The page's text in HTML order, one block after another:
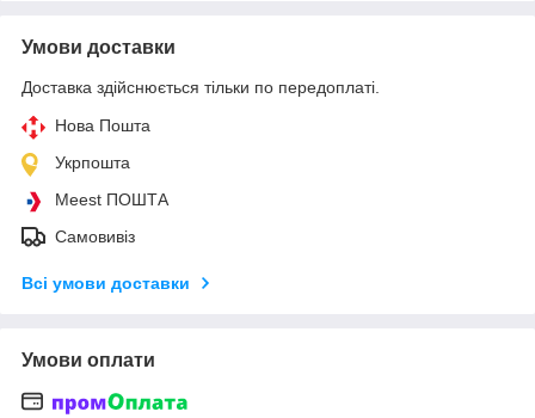
Умови доставки
Доставка здійснюється тільки по передоплаті.
Нова Пошта
Укрпошта
Meest ПОШТА
Самовивіз
Всі умови доставки
Умови оплати